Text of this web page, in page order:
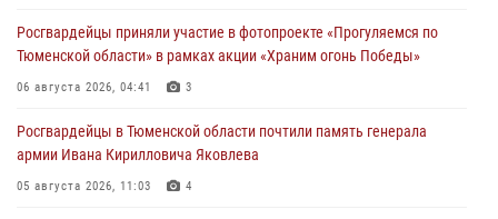
Росгвардейцы приняли участие в фотопроекте «Прогуляемся по
Тюменской области» в рамках акции «Храним огонь Победы»
06 августа 2026, 04:41 3
Росгвардейцы в Тюменской области почтили память генерала
армии Ивана Кирилловича Яковлева
05 августа 2026, 11:03 4